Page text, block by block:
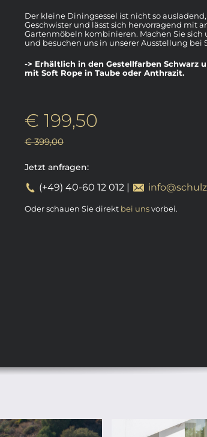
Der kleine Diningsessel ist nicht so
Geschwister und lässt sich hervorragend mit
Gartenmöbeln kombinieren. Machen Sie sich
und besuchen uns in unserer Ausstellung bei
-> Erhältlich in den Gestellfarben Schwarz
mit Soft Rope in Taube oder Anthrazit.
€ 199,50
€ 399,00
Jetzt anfragen:
(+49) 40-60 12 012 |
Oder schauen Sie direkt bei unsvorbei.